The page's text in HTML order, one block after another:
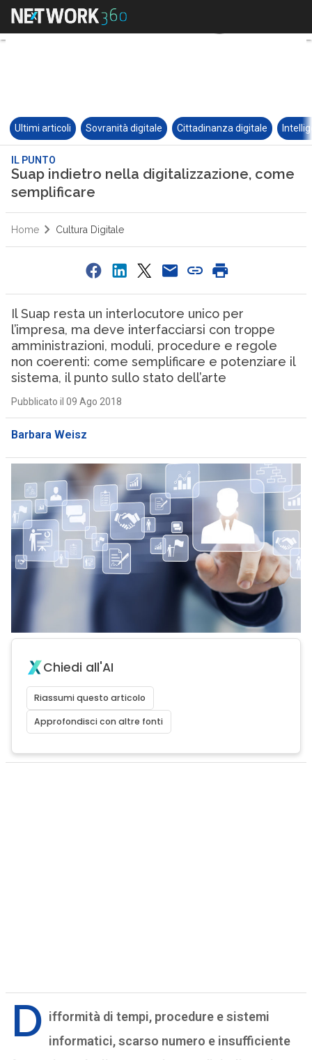
Ultimi articoli Sovranità digitale Cittadinanza digitale
IL PUNTO
Suap indietro nella digitalizzazione, come
semplificare
Home Cultura Digitale
Il Suap resta un interlocutore unico per
l’impresa, ma deve interfacciarsi con troppe
amministrazioni, moduli, procedure e regole
non coerenti: come semplificare e potenziare il
sistema, il punto sullo stato dell’arte
Pubblicato il 09 Ago 2018
Barbara Weisz
Chiedi all'AI
Riassumi questo articolo
Approfondisci con altre fonti
D ifformità di tempi, procedure e sistemi
informatici, scarso numero e insufficiente